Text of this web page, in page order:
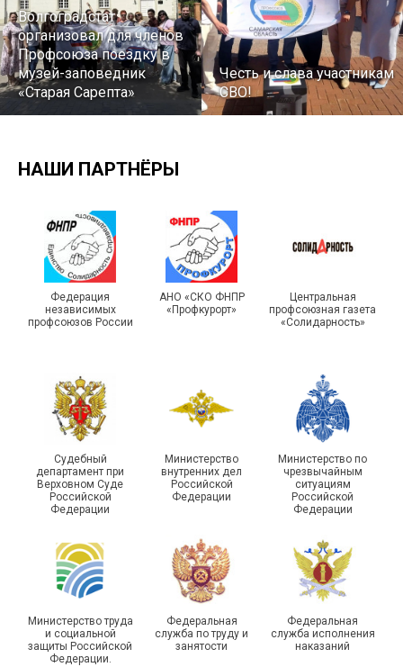
Волгоградстат
организовал для членов
Профсоюза поездку в
музей-заповедник
«Старая Сарепта»
Честь и слава участникам
СВО!
IX Туристический слёт
Московской городской
организации Профсоюза
Турслет и Спартакиада –
праздники спорта и
туризма прошли в Омской
области
Чествование ветеранов
боевых действий
Самарской области
Подписано соглашение с
области
НАШИ ПАРТНЁРЫ
Федерация
независимых
профсоюзов России
АНО «СКО ФНПР
«Профкурорт»
Центральная
профсоюзная газета
«Солидарность»
Судебный
департамент при
Верховном Суде
Российской
Федерации
Министерство
внутренних дел
Российской
Федерации
Министерство по
чрезвычайным
ситуациям
Российской
Федерации
Министерство труда
и социальной
защиты Российской
Федерации.
Федеральная
служба по труду и
занятости
Федеральная
служба исполнения
наказаний